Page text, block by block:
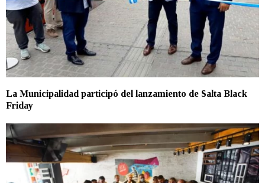
La Municipalidad participó del lanzamiento de Salta Black
Friday